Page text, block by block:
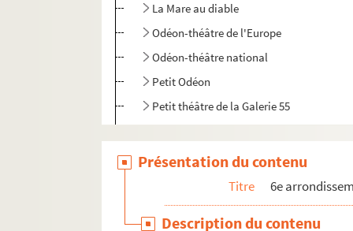
La Mare au diable
Odéon-théâtre de l'Europe
Odéon-théâtre national
Petit Odéon
Petit théâtre de la Galerie 55
Salle des fêtes, 44 rue de Rennes
Salle des sociétés savantes
Le Sélénite
Présentation du contenu
Titre 6e
Description du contenu